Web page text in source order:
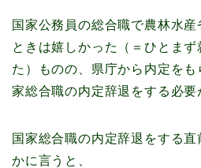
国家公務員の総合職で農林水
ときは嬉しかった（＝ひとま
た）ものの、県庁から内定を
家総合職の内定辞退をする必要
国家総合職の内定辞退をする直
かに言うと、